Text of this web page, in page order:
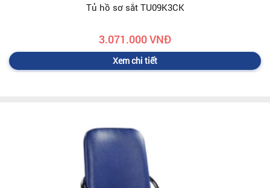
Tủ hồ sơ sắt TU09K3CK
3.071.000 VNĐ
Xem chi tiết